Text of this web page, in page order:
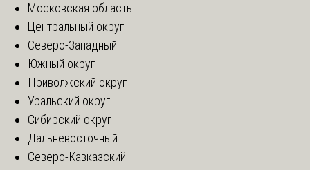
Московская область
Центральный округ
Северо-Западный
Южный округ
Приволжский округ
Уральский округ
Сибирский округ
Дальневосточный
Северо-Кавказский